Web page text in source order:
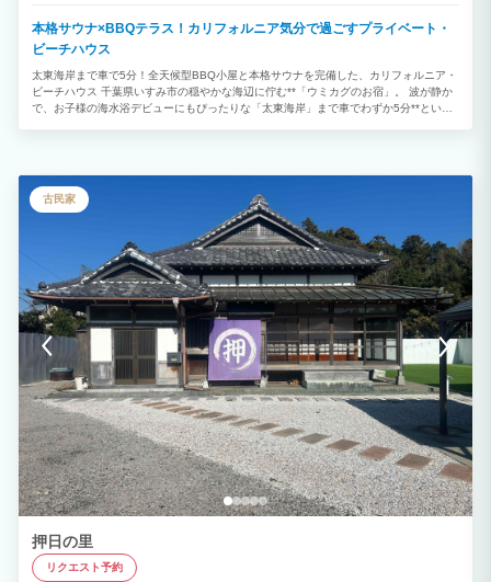
本格サウナ×BBQテラス！カリフォルニア気分で過ごすプライベート・
ビーチハウス
太東海岸まで車で5分！全天候型BBQ小屋と本格サウナを完備した、カリフォルニア・
ビーチハウス 千葉県いすみ市の穏やかな海辺に佇む**「ウミカグのお宿」。 波が静か
で、お子様の海水浴デビューにもぴったりな「太東海岸」まで車でわずか5分**という
ください。 ■ 誰と来ても最高に楽しめる、3つの宿泊スタイル 1. 【家族旅行】お子様
の笑顔が主役。海辺の別荘体験 海水浴も移動もラクラク： 波が穏やかな太東海岸まで
車で5分。たっぷり遊んだ後も、すぐに宿へ戻ってお風呂やシャワーへ直行できます。
見守れるお庭： 広い芝生の庭は、お子様の専用プレイグラウンド。大人はリビングか
ら見守りながら、ゆったりとくつろげます。 天候に負けない思い出： 屋根・壁付きの
「BBQ小屋」があるから、突然の雨でも大丈夫。楽しみにしていたBBQを予定通り開
催できます。 2. 【カップル】サウナと星空に癒やされる、二人だけの「ととのい」時
間 プライベートサウナを独占： 誰にも邪魔されない専用サウナで、好きなだけセルフ
ロウリュ。水風呂の後は、テラスで潮風に吹かれる極上の外気浴を。 フォトジェニッ
クな空間： カリフォルニアスタイルの内装は、どこを切り取っても最高の写真に。 星
空の特等席： 晴れた夜は、ウッドデッキのソファに腰掛けて満天の星空を二人占め。
3. 【グループ旅行】開放感バツグン！仲間と盛り上がる大人の休日 全天候型BBQ小屋
で乾杯！： 雨や風を遮るしっかりとした造りの「BBQ小屋」なら、夜まで天気を気に
せず盛り上がれます。 一棟貸しならではの自由度： 高い天井のロフトや個室など、
広々とした空間でプライバシーを保ちつつ、賑やかな時間を共有できます。 本格サウ
ナ合宿： 仲間内で交互にサウナを楽しみ、庭で語り合う。一棟貸切だからこそ叶う贅
沢な体験です。 ■ 施設スペック タイプ： 一棟貸切（プライベートヴィラ） 主な設
備： 全天候型BBQ小屋、本格サウナ、水風呂、広大な芝生の庭、ウッドデッキ、高天
井ロフト、Wi-Fi完備
古民家
押日の里
リクエスト予約